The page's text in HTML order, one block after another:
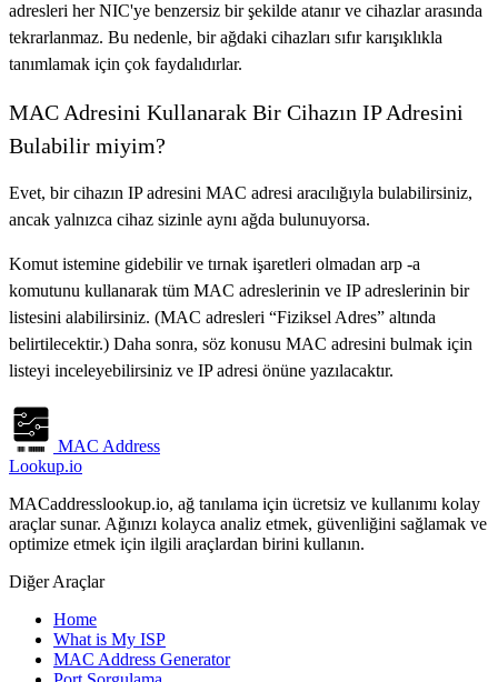
adresleri her NIC'ye benzersiz bir şekilde atanır ve cihazlar arasında
tekrarlanmaz. Bu nedenle, bir ağdaki cihazları sıfır karışıklıkla
tanımlamak için çok faydalıdırlar.
MAC Adresini Kullanarak Bir Cihazın IP Adresini
Bulabilir miyim?
Evet, bir cihazın IP adresini MAC adresi aracılığıyla bulabilirsiniz,
ancak yalnızca cihaz sizinle aynı ağda bulunuyorsa.
Komut istemine gidebilir ve tırnak işaretleri olmadan arp -a
komutunu kullanarak tüm MAC adreslerinin ve IP adreslerinin bir
listesini alabilirsiniz. (MAC adresleri “Fiziksel Adres” altında
belirtilecektir.) Daha sonra, söz konusu MAC adresini bulmak için
listeyi inceleyebilirsiniz ve IP adresi önüne yazılacaktır.
MAC Address
Lookup.io
MACaddresslookup.io, ağ tanılama için ücretsiz ve kullanımı kolay
araçlar sunar. Ağınızı kolayca analiz etmek, güvenliğini sağlamak ve
optimize etmek için ilgili araçlardan birini kullanın.
Diğer Araçlar
Home
What is My ISP
MAC Address Generator